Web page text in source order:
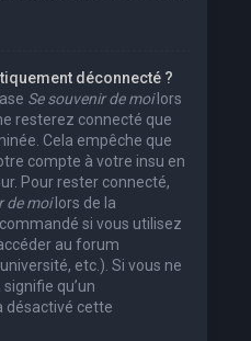
déconnecté ?
Se souvenir de moilors
resterez connecté que
Cela empêche que
compte à votre insu en
Pour rester connecté,
de moilors de la
si vous utilisez
au forum
etc.). Si vous ne
qu’un
désactivé cette